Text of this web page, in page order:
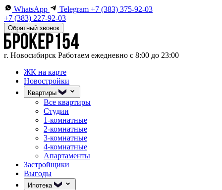
WhatsApp Telegram +7 (383) 375-92-03
+7 (383) 227-92-03
Обратный звонок
г. Новосибирск Работаем ежедневно с 8:00 до 23:00
ЖК на карте
Новостройки
Квартиры
Все квартиры
Студии
1-комнатные
2-комнатные
3-комнатные
4-комнатные
Апартаменты
Застройщики
Выгоды
Ипотека